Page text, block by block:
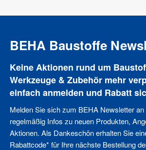
BEHA Baustoffe
Keine Aktionen rund um
Werkzeuge & Zubehör mehr
einfach anmelden und Rabatt
Melden Sie sich zum BEHA Newsletter
regelmäßig Infos zu neuen Produkten,
Aktionen. Als Dankeschön erhalten Sie
Rabattcode* für Ihre nächste Bestellung